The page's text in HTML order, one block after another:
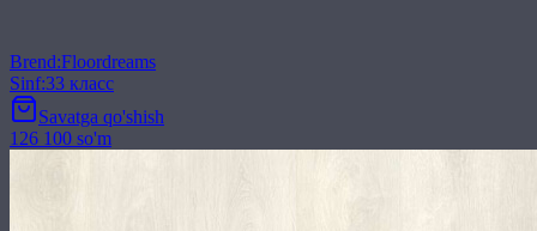
Brend:Floordreams
Sinf:33 класс
Savatga qo'shish
126 100 so'm